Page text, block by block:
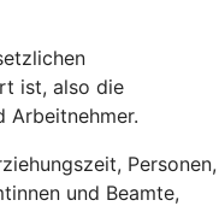
ist, also die
Arbeitnehmer.
Personen,
und Beamte,